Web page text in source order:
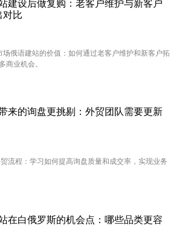
建设后做复购：老客户维护与新客户
对比
俄语建站的价值：如何通过老客户维护和新客户拓
商业机会。
来的询盘更挑剔：外贸团队需要更新
流程：学习如何提高询盘质量和成交率，实现业务
在白俄罗斯的机会点：哪些品类更容